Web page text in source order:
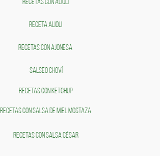
RECETAS CON ALIOLI
RECETA ALIOLI
RECETAS CON AJONESA
SALSEO CHOVÍ
RECETAS CON KETCHUP
RECETAS CON SALSA DE MIEL MOSTAZA
RECETAS CON SALSA CÉSAR